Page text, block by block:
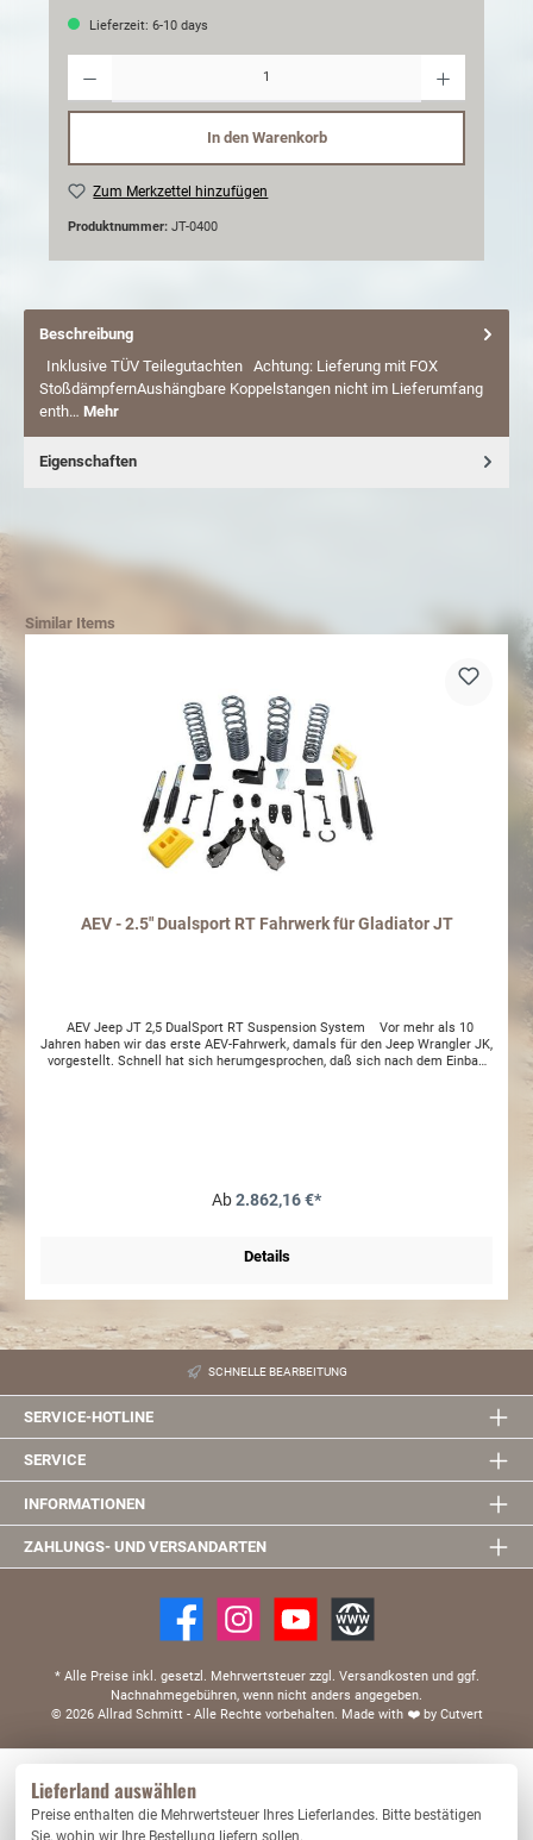
Lieferzeit: 6-10 days
In den Warenkorb
Zum Merkzettel hinzufügen
Produktnummer: JT-0400
Beschreibung
Inklusive TÜV Teilegutachten Achtung: Lieferung mit FOX
StoßdämpfernAushängbare Koppelstangen nicht im Lieferumfang
enth… Mehr
Eigenschaften
Similar Items
AEV - 2.5" Dualsport RT Fahrwerk für Gladiator JT
AEV Jeep JT 2,5 DualSport RT Suspension System Vor mehr als 10
Jahren haben wir das erste AEV-Fahrwerk, damals für den Jeep Wrangler JK,
vorgestellt. Schnell hat sich herumgesprochen, daß sich nach dem Einbau
Stahlfedern Stoßdämpfer Bilstein RT 5100 Bracket zur
Panhardstabversetzung hinten Koppelstangen vorn und hinten
Ab2.862,16 €*
Details
SCHNELLE BEARBEITUNG
SERVICE-HOTLINE
SERVICE
INFORMATIONEN
ZAHLUNGS- UND VERSANDARTEN
* Alle Preise inkl. gesetzl. Mehrwertsteuer zzgl. Versandkosten und ggf.
Nachnahmegebühren, wenn nicht anders angegeben.
© 2026 Allrad Schmitt - Alle Rechte vorbehalten. Made with ❤️by Cutvert
Lieferland auswählen
Preise enthalten die Mehrwertsteuer Ihres Lieferlandes. Bitte bestätigen
Sie, wohin wir Ihre Bestellung liefern sollen.
Nur technisch notwendige Konfigurieren